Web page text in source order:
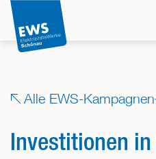
Direkt
zum
Inhalt
Alle EWS-Kampagnen
Investitionen